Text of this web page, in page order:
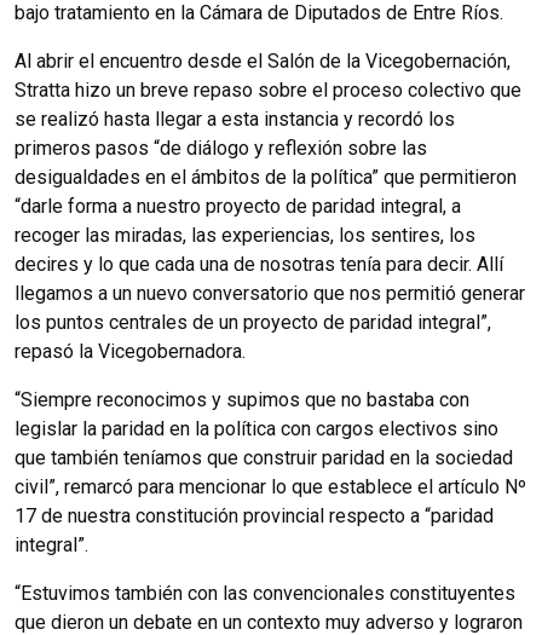
bajo tratamiento en la Cámara de Diputados de Entre Ríos.
Al abrir el encuentro desde el Salón de la Vicegobernación,
Stratta hizo un breve repaso sobre el proceso colectivo que
se realizó hasta llegar a esta instancia y recordó los
primeros pasos “de diálogo y reflexión sobre las
desigualdades en el ámbitos de la política” que permitieron
“darle forma a nuestro proyecto de paridad integral, a
recoger las miradas, las experiencias, los sentires, los
decires y lo que cada una de nosotras tenía para decir. Allí
llegamos a un nuevo conversatorio que nos permitió generar
los puntos centrales de un proyecto de paridad integral”,
repasó la Vicegobernadora.
“Siempre reconocimos y supimos que no bastaba con
legislar la paridad en la política con cargos electivos sino
que también teníamos que construir paridad en la sociedad
civil”, remarcó para mencionar lo que establece el artículo Nº
17 de nuestra constitución provincial respecto a “paridad
integral”.
“Estuvimos también con las convencionales constituyentes
que dieron un debate en un contexto muy adverso y lograron